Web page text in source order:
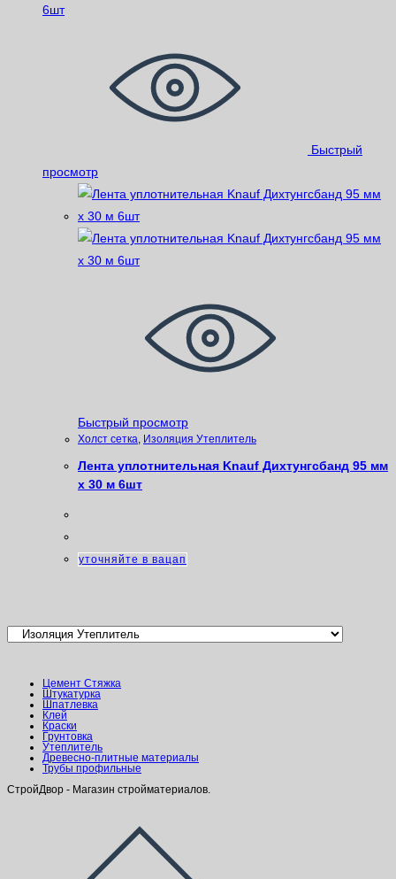
Быстрый
просмотр
Быстрый просмотр
Xолст сетка, Изоляция Утеплитель
Лента уплотнительная Knauf Дихтунгсбанд 95 мм
x 30 м 6шт
уточняйте в вацап
Цемент Стяжка
Штукатурка
Шпатлевка
Клей
Краски
Грунтовка
Утеплитель
Древесно-плитные материалы
Трубы профильные
СтройДвор - Магазин стройматериалов.